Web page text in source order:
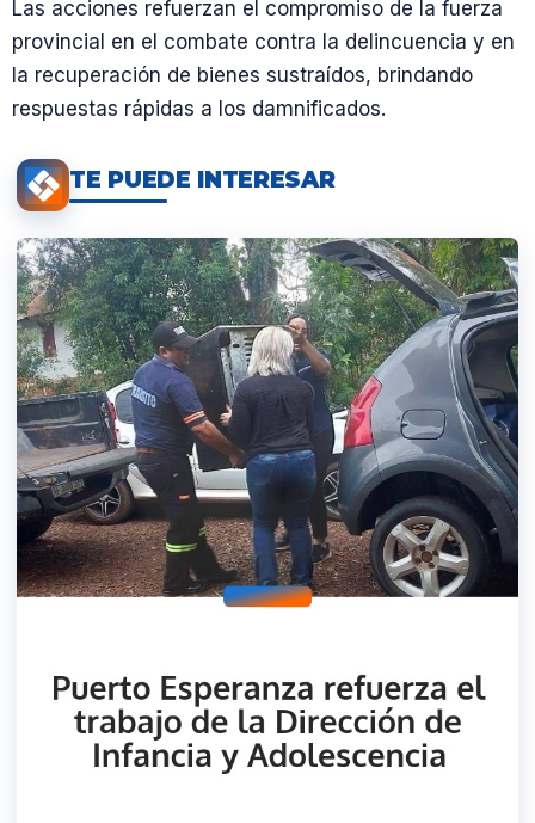
Las acciones refuerzan el compromiso de la fuerza
provincial en el combate contra la delincuencia y en
la recuperación de bienes sustraídos, brindando
respuestas rápidas a los damnificados.
TE PUEDE INTERESAR